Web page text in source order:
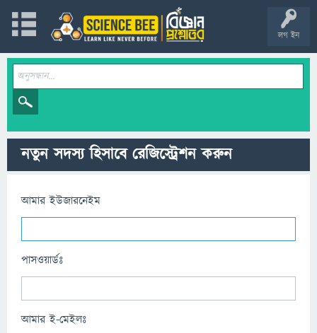
লগ ইন
নতুন সদস্য হিসাবে রেজিস্ট্রেশন করুন
আমার ইউজারনেইম
পাসওয়ার্ডঃ
আমার ই-মেইলঃ